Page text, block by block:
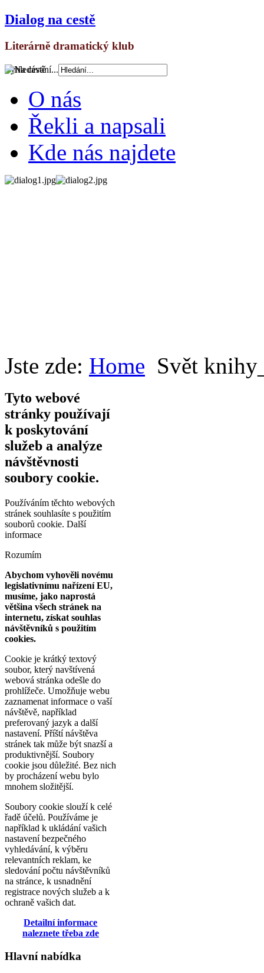
Dialog na cestě
Literárně dramatický klub
Vyhledávání...
O nás
Řekli a napsali
Kde nás najdete
Jste zde: Home Svět
Tyto webové
stránky používají
k poskytování
služeb a analýze
návštěvnosti
soubory cookie.
Používáním těchto webových
stránek souhlasíte s použitím
souborů cookie. Další
informace
Rozumím
Abychom vyhověli novému
legislativnímu nařízení EU,
musíme, jako naprostá
většina všech stránek na
internetu, získat souhlas
návštěvníků s použitím
cookies.
Cookie je krátký textový
soubor, který navštívená
webová stránka odešle do
prohlížeče. Umožňuje webu
zaznamenat informace o vaší
návštěvě, například
preferovaný jazyk a další
nastavení. Příští návštěva
stránek tak může být snazší a
produktivnější. Soubory
cookie jsou důležité. Bez nich
by procházení webu bylo
mnohem složitější.
Soubory cookie slouží k celé
řadě účelů. Používáme je
například k ukládání vašich
nastavení bezpečného
vyhledávání, k výběru
relevantních reklam, ke
sledování počtu návštěvníků
na stránce, k usnadnění
registrace nových služeb a k
ochraně vašich dat.
Detailní informace
naleznete třeba zde
Hlavní nabídka